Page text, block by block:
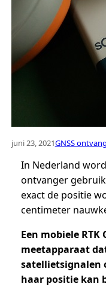
juni 23, 2021GNSS
In Nederland
ontvanger
exact de positie
centimeter
Een mobiele RTK
meetapparaat
satellietsignalen
haar positie kan